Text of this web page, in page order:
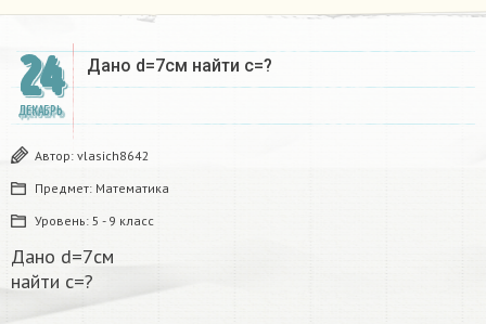
24
ДЕКАБРЬ
Дано d=7см найти с=?​
Автор: vlasich8642
Предмет: Математика
Уровень: 5 - 9 класс
Дано d=7см
найти с=?​